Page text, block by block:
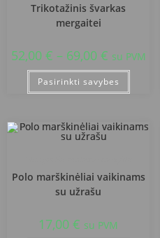
Trikotažinis švarkas
mergaitei
52,00 € – 69,00 € su PVM
Pasirinkti savybes
Polo marškinėliai vaikinams
su užrašu
17,00 € su PVM